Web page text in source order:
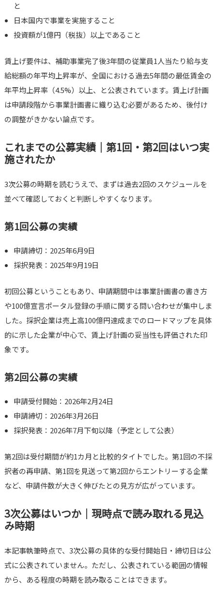
と
日本国内で事業を実施すること
投資額が1億円（税抜）以上であること
賃上げ要件は、補助事業完了後3年間の従業員1人当たり給与支
給総額の年平均上昇率が、全国における過去5年間の最低賃金の
年平均上昇率（4.5%）以上、と公表されています。賃上げ計画
は申請段階から事業計画書に織り込む必要があるため、後付け
の調整がきかない論点です。
これまでの公募実績｜第1回・第2回はいつ実
施されたか
3次公募の時期を読むうえで、まずは過去2回のスケジュールを
並べて確認しておくと判断しやすくなります。
第1回公募の実績
申請締切：2025年6月9日
採択発表：2025年9月19日
初回公募ということもあり、申請期間中は事業計画書の書き方
や100億宣言ポータル登録の手順に関する問い合わせが集中しま
した。採択企業は売上高100億円達成までのロードマップを具体
的に示した企業が中心で、賃上げ計画の妥当性も評価された印
象です。
第2回公募の実績
申請受付開始：2026年2月24日
申請締切：2026年3月26日
採択発表：2026年7月下旬以降（予定として公表）
第2回は受付期間が約1カ月と比較的タイトでした。第1回の不採
択者の再申請、第1回を見送って第2回からエントリーする企業
など、申請件数が大きく伸びたとの見方が広がっています。
3次公募はいつか｜現時点で読み取れる見込
み時期
本記事執筆時点で、3次公募の具体的な受付開始日・締切日は公
式に公表されていません。ただし、公表されている範囲の情報
から、ある程度の時期を読み取ることはできます。